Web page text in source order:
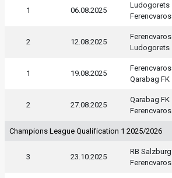
1 06.08.2025
Ludogorets
Ferencvaros
2 12.08.2025
Ferencvaros
Ludogorets
1 19.08.2025
Ferencvaros
Qarabag FK
2 27.08.2025
Qarabag FK
Ferencvaros
Champions League Qualification 1 2025/2026
3 23.10.2025
RB Salzburg
Ferencvaros